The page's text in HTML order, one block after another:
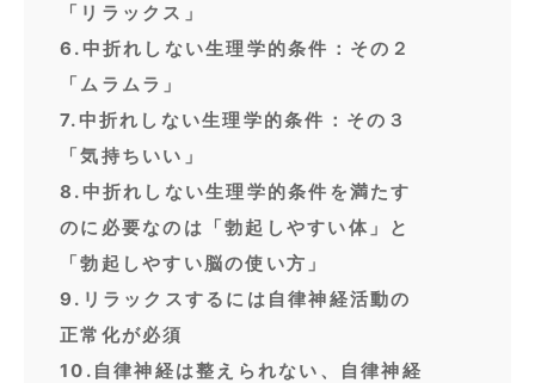
「リラックス」
6.中折れしない生理学的条件：その２
「ムラムラ」
7.中折れしない生理学的条件：その３
「気持ちいい」
8.中折れしない生理学的条件を満たす
のに必要なのは「勃起しやすい体」と
「勃起しやすい脳の使い方」
9.リラックスするには自律神経活動の
正常化が必須
10.自律神経は整えられない、自律神経